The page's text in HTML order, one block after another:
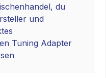
du
und
Tuning Adapter